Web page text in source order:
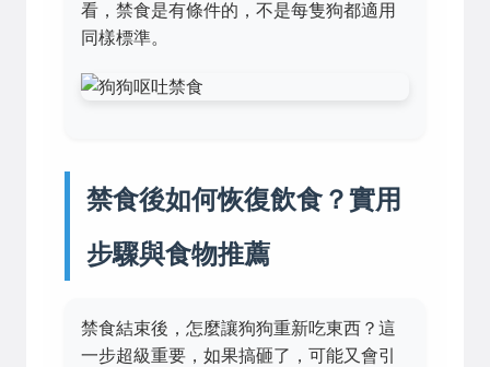
看，禁食是有條件的，不是每隻狗都適用
同樣標準。
禁食後如何恢復飲食？實用
步驟與食物推薦
禁食結束後，怎麼讓狗狗重新吃東西？這
一步超級重要，如果搞砸了，可能又會引